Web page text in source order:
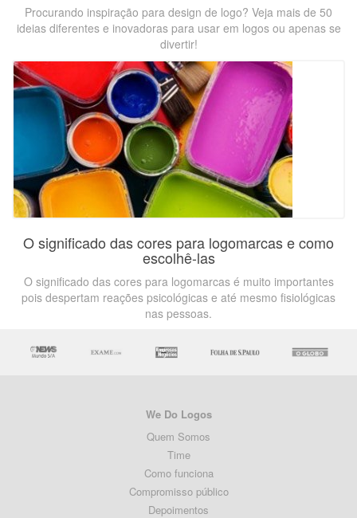
Procurando inspiração para design de logo? Veja mais de 50
ideias diferentes e inovadoras para usar em logos ou apenas se
divertir!
O significado das cores para logomarcas e como
escolhê-las
O significado das cores para logomarcas é muito importantes
pois despertam reações psicológicas e até mesmo fisiológicas
nas pessoas.
We Do Logos
Quem Somos
Time
Como funciona
Compromisso público
Depoimentos